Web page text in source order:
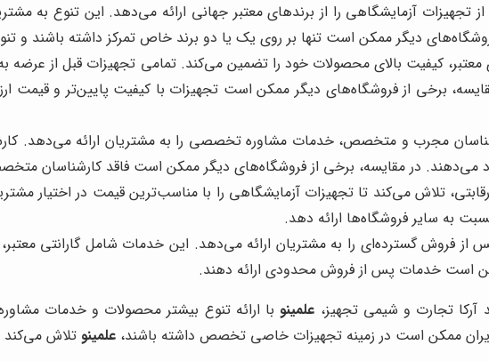
تجهیزات آزمایشگاهی را از برندهای معتبر جهانی ارائه می‌دهد. این تنوع به
دیگر ممکن است تنها بر روی یک یا دو برند خاص تمرکز داشته باشند و
معتبر، کیفیت بالای محصولات خود را تضمین می‌کند. تمامی تجهیزات قبل از عرضه
برخی از فروشگاه‌های دیگر ممکن است تجهیزات با کیفیت پایین‌تر و قیمت
مجرب و متخصص، خدمات مشاوره تخصصی را به مشتریان ارائه می‌دهد.
می‌دهند. در مقایسه، برخی از فروشگاه‌های دیگر ممکن است فاقد کارشناسان
تلاش می‌کند تا تجهیزات آزمایشگاهی را با مناسب‌ترین قیمت در اختیار
به سایر فروشگاه‌ها ارائه دهد.
فروش گسترده‌ای را به مشتریان ارائه می‌دهد. این خدمات شامل گارانتی
است خدمات پس از فروش محدودی ارائه دهند.
آرکا تجارت و شیمی تجهیز، علمینوبا ارائه تنوع بیشتر محصولات و خدمات
ممکن است در زمینه تجهیزات خاصی تخصص داشته باشند، علمینوتلاش می‌کند